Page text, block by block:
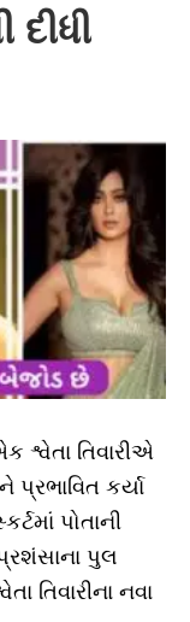
દીધી
શ્વેતા તિવારીએ
પ્રભાવિત કર્યા
પોતાની
પુલ
તિવારીના નવા